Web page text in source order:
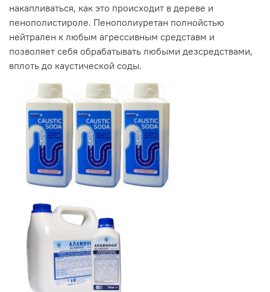
накапливаться, как это происходит в дереве и
пенополистироле. Пенополиуретан полнойстью
нейтрален к любым агрессивным средставм и
позволяет себя обрабатывать любыми дезсредствами,
вплоть до каустической соды.